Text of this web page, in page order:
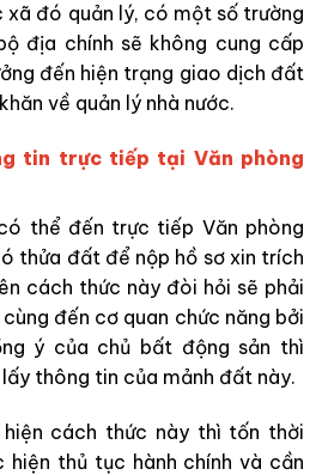
xã đó quản lý, có một số trường
địa chính sẽ không cung cấp
đến hiện trạng giao dịch đất
về quản lý nhà nước.
tin trực tiếp tại Văn phòng
thể đến trực tiếp Văn phòng
thửa đất để nộp hồ sơ xin trích
cách thức này đòi hỏi sẽ phải
đến cơ quan chức năng bởi
ý của chủ bất động sản thì
thông tin của mảnh đất này.
cách thức này thì tốn thời
hiện thủ tục hành chính và cần